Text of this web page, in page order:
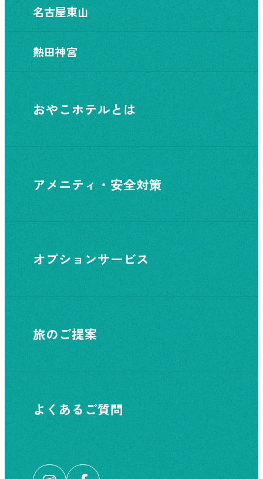
名古屋東山
熱田神宮
おやこホテルとは
アメニティ・安全対策
オプションサービス
旅のご提案
よくあるご質問